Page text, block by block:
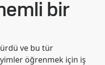
bir
ve bu tür
öğrenmek için iş